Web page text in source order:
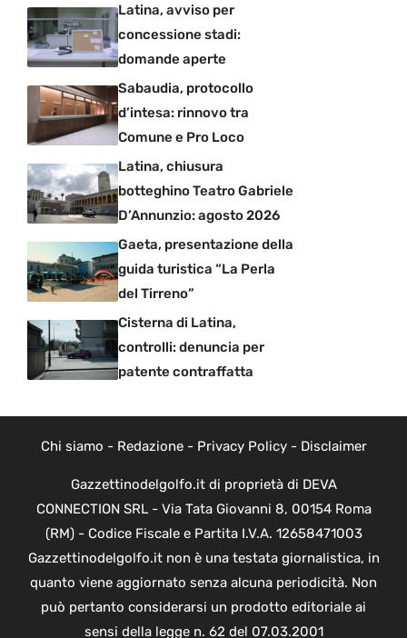
Latina, avviso per
concessione stadi:
domande aperte
Sabaudia, protocollo
d’intesa: rinnovo tra
Comune e Pro Loco
Latina, chiusura
botteghino Teatro Gabriele
D’Annunzio: agosto 2026
Gaeta, presentazione della
guida turistica “La Perla
del Tirreno”
Cisterna di Latina,
controlli: denuncia per
patente contraffatta
Chi siamo - Redazione- Privacy Policy- Disclaimer
Gazzettinodelgolfo.it di proprietà di DEVA
CONNECTION SRL - Via Tata Giovanni 8, 00154 Roma
(RM) - Codice Fiscale e Partita I.V.A. 12658471003
Gazzettinodelgolfo.it non è una testata giornalistica, in
quanto viene aggiornato senza alcuna periodicità. Non
può pertanto considerarsi un prodotto editoriale ai
sensi della legge n. 62 del 07.03.2001